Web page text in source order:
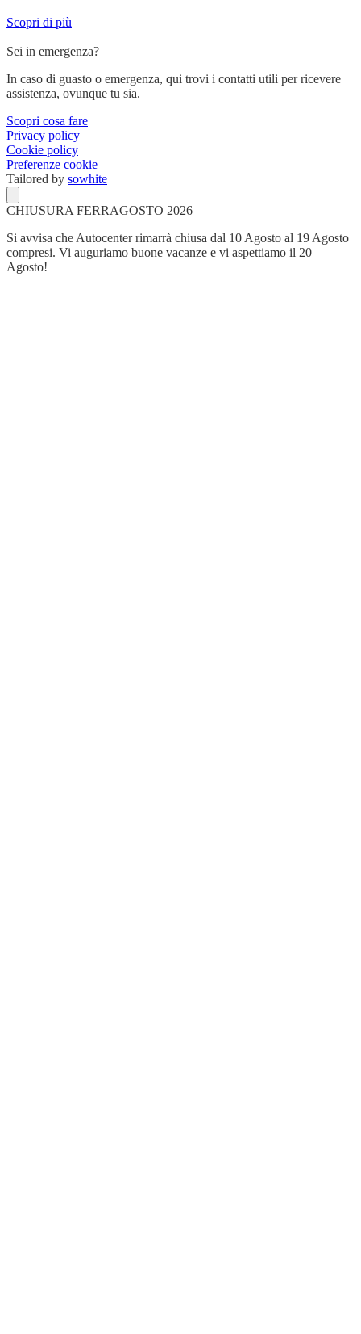
Scopri di più
Sei in emergenza?
In caso di guasto o emergenza, qui trovi i contatti utili per ricevere
assistenza, ovunque tu sia.
Scopri cosa fare
Privacy policy
Cookie policy
Preferenze cookie
Tailored by sowhite
CHIUSURA FERRAGOSTO 2026
Si avvisa che Autocenter rimarrà chiusa dal 10 Agosto al 19 Agosto
compresi. Vi auguriamo buone vacanze e vi aspettiamo il 20
Agosto!